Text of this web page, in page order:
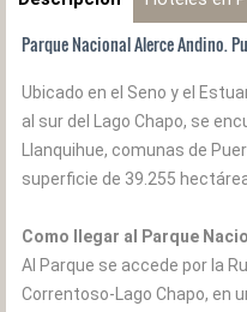
Parque Nacional Alerce Andino.
Ubicado en el Seno y el
al sur del Lago Chapo, se
Llanquihue, comunas de
superficie de 39.255
Como llegar al Parque
Al Parque se accede por la
Correntoso-Lago Chapo, en